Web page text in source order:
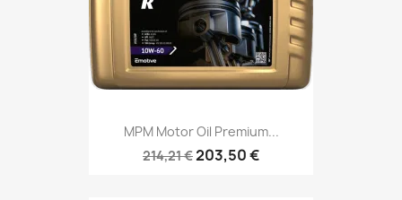
MPM Motor Oil Premium...
214,21 €203,50 €